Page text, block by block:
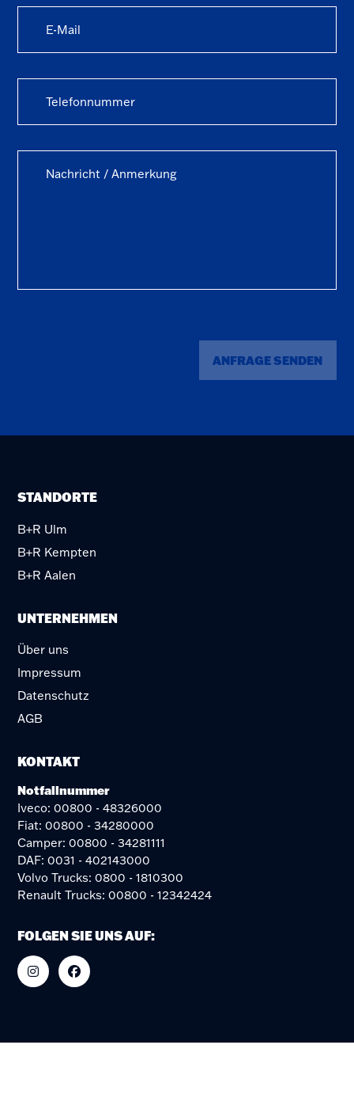
ANFRAGE SENDEN
STANDORTE
B+R Ulm
B+R Kempten
B+R Aalen
UNTERNEHMEN
Über uns
Impressum
Datenschutz
AGB
KONTAKT
Notfallnummer
Iveco: 00800 - 48326000
Fiat: 00800 - 34280000
Camper: 00800 - 34281111
DAF: 0031 - 402143000
Volvo Trucks: 0800 - 1810300
Renault Trucks: 00800 - 12342424
FOLGEN SIE UNS AUF: